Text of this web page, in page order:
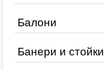
Балони
Банери и стойки